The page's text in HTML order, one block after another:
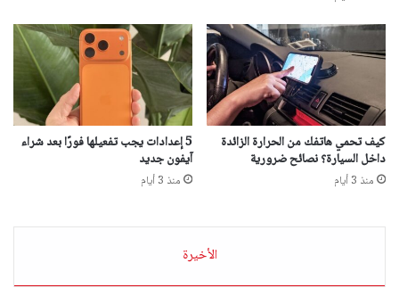
كيف تحمي هاتفك من الحرارة الزائدة
داخل السيارة؟ نصائح ضرورية
منذ 3 أيام
5 إعدادات يجب تفعيلها فورًا بعد شراء
آيفون جديد
منذ 3 أيام
الأخيرة